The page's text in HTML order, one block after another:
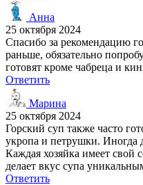
Анна
25 октября 2024
Спасибо за рекомендацию
раньше, обязательно
готовят кроме чабреца и
Ответить
Марина
25 октября 2024
Горский суп также часто
укропа и петрушки. Иногда
Каждая хозяйка имеет свой
делает вкус супа
Ответить